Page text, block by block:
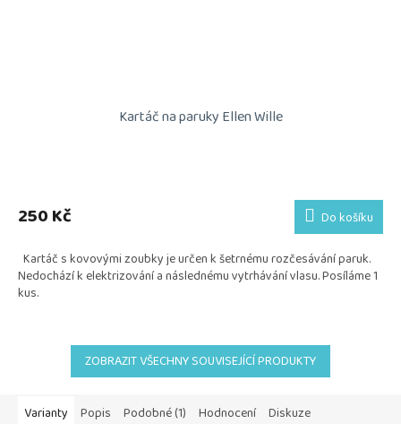
Kartáč na paruky Ellen Wille
produktu
je
5
hvězdiček.
250 Kč Do košíku
Kartáč s kovovými zoubky je určen k šetrnému rozčesávání paruk.
Nedochází k elektrizování a následnému vytrhávání vlasu. Posíláme 1
kus.
ZOBRAZIT VŠECHNY SOUVISEJÍCÍ PRODUKTY
Varianty Popis Podobné (1) Hodnocení Diskuze